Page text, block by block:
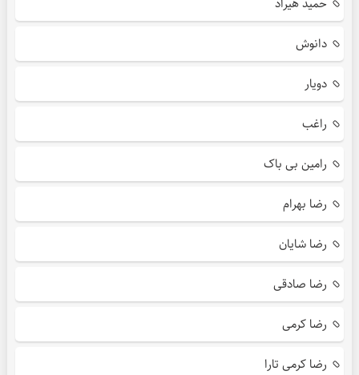
حمید هیراد
دانوش
دویار
راغب
رامین بی باک
رضا بهرام
رضا شایان
رضا صادقی
رضا کرمی
رضا کرمی تارا